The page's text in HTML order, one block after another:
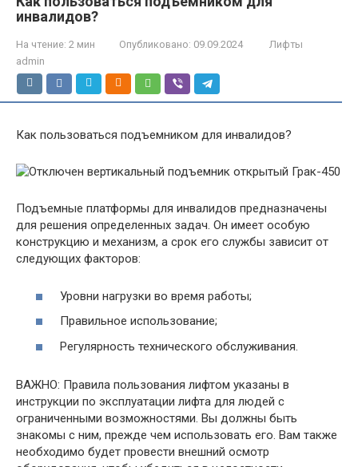
инвалидов?
На чтение: 2 мин Опубликовано: 09.09.2024
Лифты
admin
Как пользоваться подъемником для инвалидов?
Подъемные платформы для инвалидов предназначены
для решения определенных задач. Он имеет особую
конструкцию и механизм, а срок его службы зависит от
следующих факторов:
Уровни нагрузки во время работы;
Правильное использование;
Регулярность технического обслуживания.
ВАЖНО: Правила пользования лифтом указаны в
инструкции по эксплуатации лифта для людей с
ограниченными возможностями. Вы должны быть
знакомы с ним, прежде чем использовать его. Вам также
необходимо будет провести внешний осмотр